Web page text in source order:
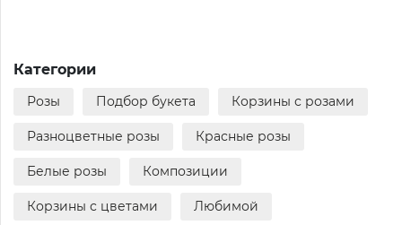
Категории
Розы Подбор букета Корзины с розами
Разноцветные розы Красные розы
Белые розы Композиции
Корзины с цветами Любимой